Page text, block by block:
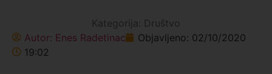
Kategorija: Društvo
Autor: Enes Radetinac Objavljeno: 02/10/2020
19:02